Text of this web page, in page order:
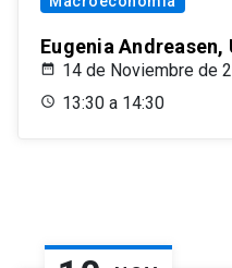
Eugenia
14 de Noviembre de
13:30 a 14:30